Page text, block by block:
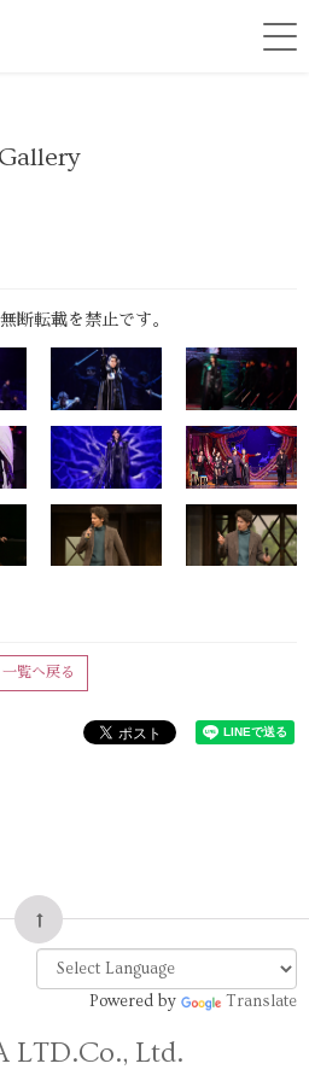
Gallery
断転載を禁止です。
一覧へ戻る
Powered by Translate
LTD.Co., Ltd.